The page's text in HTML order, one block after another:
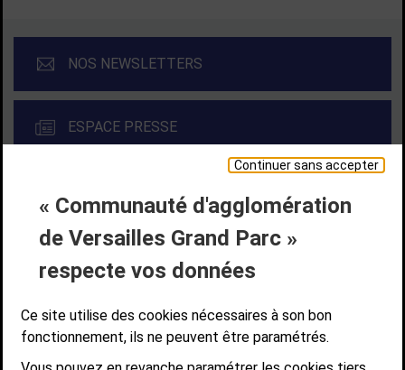
Continuer sans accepter
« Communauté d'agglomération
de Versailles Grand Parc »
respecte vos données
Ce site utilise des cookies nécessaires à son bon
fonctionnement, ils ne peuvent être paramétrés.
NOS NEWSLETTERS
ESPACE PRESSE
Liens bas de page
CONTACT MENTIONS LÉGALES
PLAN DE SITE
ACCESSIBILITÉ NUMÉRIQUE
GESTION DES COOKIES
Suivez-nous
SUIVEZ-NOUS SUR